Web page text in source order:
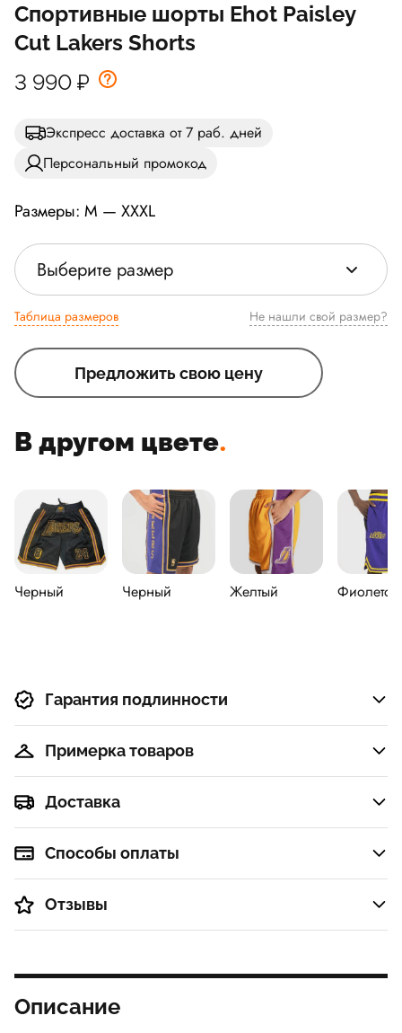
Спортивные шорты Ehot Paisley
Cut Lakers Shorts
3 990 ₽
Экспресс доставка от 7 раб. дней
Персональный промокод
Размеры: M — XXXL
Выберите размер
Таблица размеров Не нашли свой размер?
Предложить свою цену
В другом цвете.
Черный Черный Желтый
Гарантия подлинности
Примерка товаров
Доставка
Способы оплаты
Отзывы
Описание